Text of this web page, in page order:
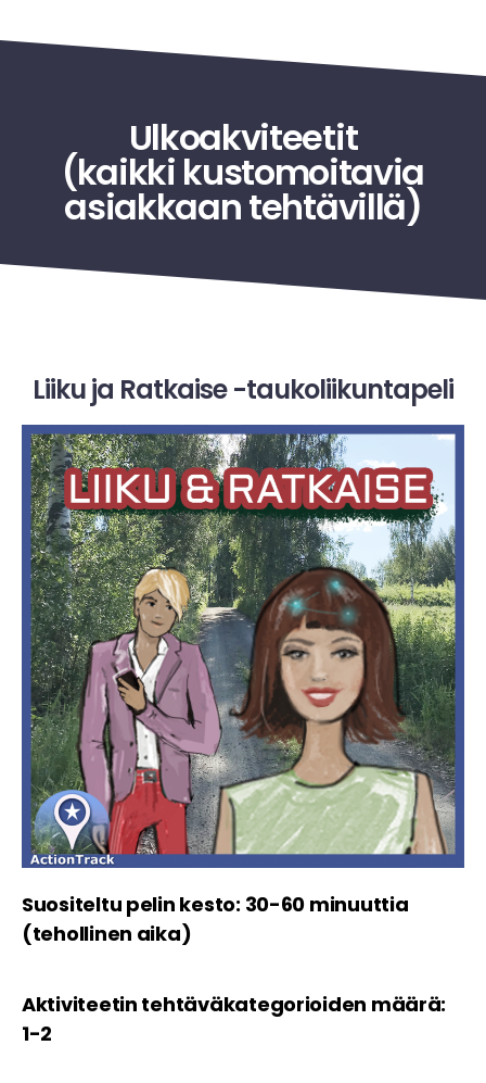
Ulkoakviteetit
(kaikki kustomoitavia
asiakkaan tehtävillä)
Liiku ja Ratkaise -taukoliikuntapeli
Suositeltu pelin kesto: 30-60 minuuttia
(tehollinen aika)
Aktiviteetin tehtäväkategorioiden määrä:
1-2